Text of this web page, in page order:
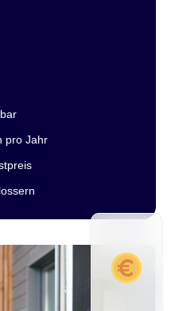
pro Jahr